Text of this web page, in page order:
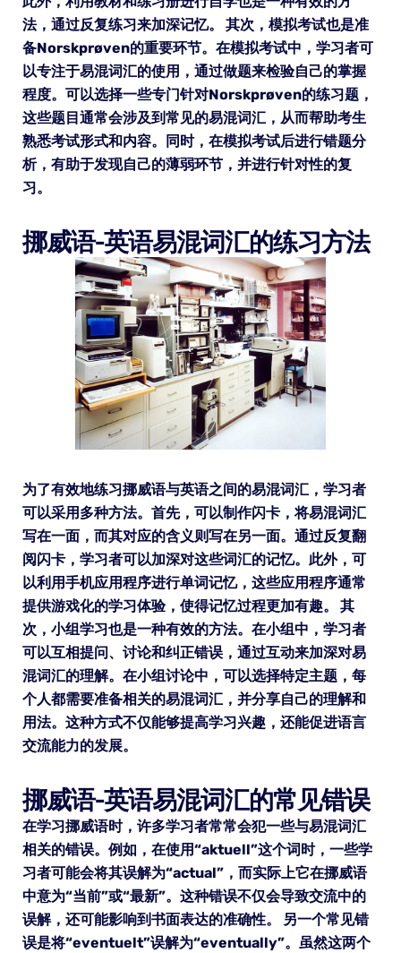
法，通过反复练习来加深记忆。 其次，模拟考试也是准
备Norskprøven的重要环节。在模拟考试中，学习者可
以专注于易混词汇的使用，通过做题来检验自己的掌握
程度。可以选择一些专门针对Norskprøven的练习题，
这些题目通常会涉及到常见的易混词汇，从而帮助考生
熟悉考试形式和内容。同时，在模拟考试后进行错题分
析，有助于发现自己的薄弱环节，并进行针对性的复
习。
挪威语-英语易混词汇的练习方法
为了有效地练习挪威语与英语之间的易混词汇，学习者
可以采用多种方法。首先，可以制作闪卡，将易混词汇
写在一面，而其对应的含义则写在另一面。通过反复翻
阅闪卡，学习者可以加深对这些词汇的记忆。此外，可
以利用手机应用程序进行单词记忆，这些应用程序通常
提供游戏化的学习体验，使得记忆过程更加有趣。 其
次，小组学习也是一种有效的方法。在小组中，学习者
可以互相提问、讨论和纠正错误，通过互动来加深对易
混词汇的理解。在小组讨论中，可以选择特定主题，每
个人都需要准备相关的易混词汇，并分享自己的理解和
用法。这种方式不仅能够提高学习兴趣，还能促进语言
交流能力的发展。
挪威语-英语易混词汇的常见错误
在学习挪威语时，许多学习者常常会犯一些与易混词汇
相关的错误。例如，在使用“aktuell”这个词时，一些学
习者可能会将其误解为“actual”，而实际上它在挪威语
中意为“当前”或“最新”。这种错误不仅会导致交流中的
误解，还可能影响到书面表达的准确性。 另一个常见错
误是将“eventuelt”误解为“eventually”。虽然这两个